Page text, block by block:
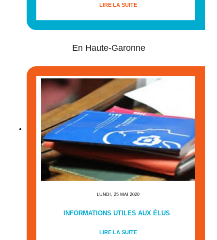
LIRE LA SUITE
En Haute-Garonne
LUNDI, 25 MAI 2020
INFORMATIONS UTILES AUX ÉLUS
LIRE LA SUITE